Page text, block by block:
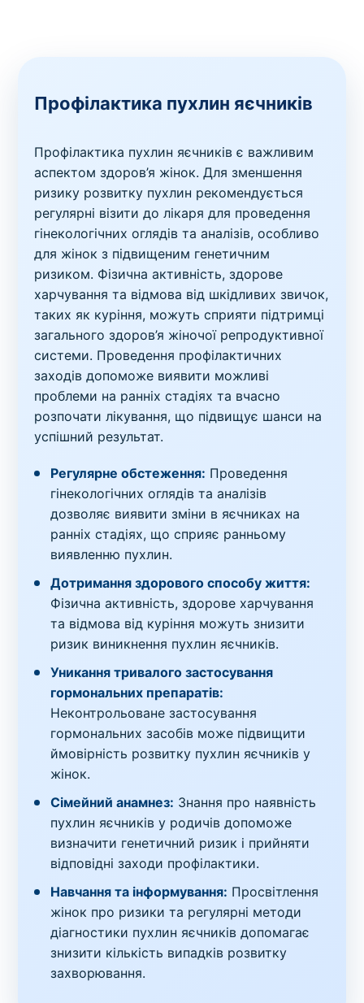
Профілактика пухлин яєчників
Профілактика пухлин яєчників є важливим
аспектом здоров’я жінок. Для зменшення
ризику розвитку пухлин рекомендується
регулярні візити до лікаря для проведення
гінекологічних оглядів та аналізів, особливо
для жінок з підвищеним генетичним
ризиком. Фізична активність, здорове
харчування та відмова від шкідливих звичок,
таких як куріння, можуть сприяти підтримці
загального здоров’я жіночої репродуктивної
системи. Проведення профілактичних
заходів допоможе виявити можливі
проблеми на ранніх стадіях та вчасно
розпочати лікування, що підвищує шанси на
успішний результат.
Регулярне обстеження: Проведення
гінекологічних оглядів та аналізів
дозволяє виявити зміни в яєчниках на
ранніх стадіях, що сприяє ранньому
виявленню пухлин.
Дотримання здорового способу життя:
Фізична активність, здорове харчування
та відмова від куріння можуть знизити
ризик виникнення пухлин яєчників.
Уникання тривалого застосування
гормональних препаратів:
Неконтрольоване застосування
гормональних засобів може підвищити
ймовірність розвитку пухлин яєчників у
жінок.
Сімейний анамнез: Знання про наявність
пухлин яєчників у родичів допоможе
визначити генетичний ризик і прийняти
відповідні заходи профілактики.
Навчання та інформування: Просвітлення
жінок про ризики та регулярні методи
діагностики пухлин яєчників допомагає
знизити кількість випадків розвитку
захворювання.